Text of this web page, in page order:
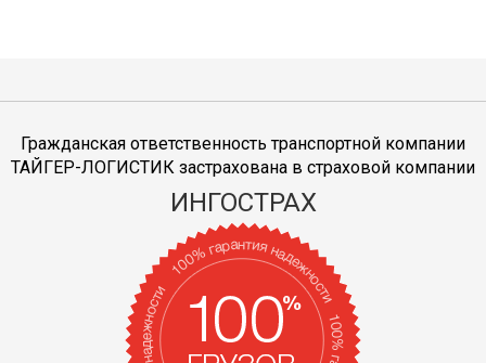
Гражданская ответственность транспортной компании
ТАЙГЕР-ЛОГИСТИК застрахована в страховой компании
ИНГОСТРАХ